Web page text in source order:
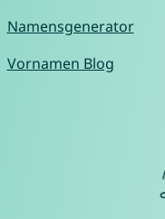
Namensgenerator
Vornamen Blog